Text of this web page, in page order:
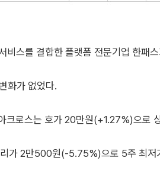
비스를 결합한 플랫폼 전문기업 한패
화가 없었다.
크로스는 호가 20만원(+1.27%)으로
가 2만500원(-5.75%)으로 5주 최저